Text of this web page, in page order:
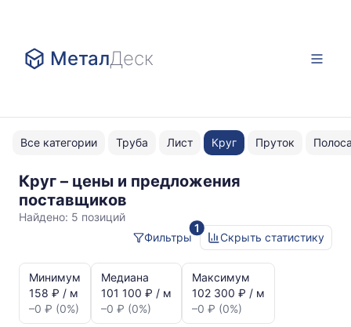
МеталДеск
Все категории Труба Лист Круг Пруток
Круг – цены и предложения
поставщиков
Найдено: 5 позиций
1
Фильтры
Скрыть статистику
динамика
цен:
Круг
Минимум
158 ₽ / м
–0 ₽ (0%)
Медиана
101 100 ₽ / м
–0 ₽ (0%)
Максимум
102 300 ₽ / м
–0 ₽ (0%)